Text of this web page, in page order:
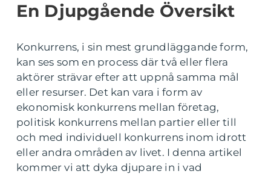
En Djupgående Översikt
Konkurrens, i sin mest grundläggande form,
kan ses som en process där två eller flera
aktörer strävar efter att uppnå samma mål
eller resurser. Det kan vara i form av
ekonomisk konkurrens mellan företag,
politisk konkurrens mellan partier eller till
och med individuell konkurrens inom idrott
eller andra områden av livet. I denna artikel
kommer vi att dyka djupare in i vad